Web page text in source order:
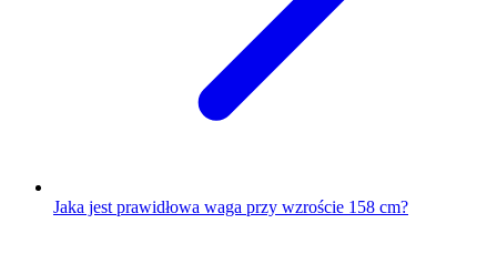
Jaka jest prawidłowa waga przy wzroście 158 cm?